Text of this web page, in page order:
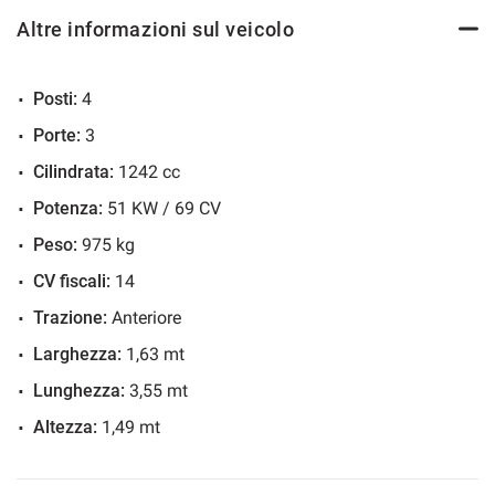
Immobilizzatore elettronico
Sedile posteriore sdoppiato
Servosterzo
Specchietti laterali elettrici
Altre informazioni sul veicolo
Posti: 4
Porte: 3
Cilindrata: 1242 cc
Potenza: 51 KW / 69 CV
Peso: 975 kg
CV fiscali: 14
Trazione: Anteriore
Larghezza: 1,63 mt
Lunghezza: 3,55 mt
Altezza: 1,49 mt